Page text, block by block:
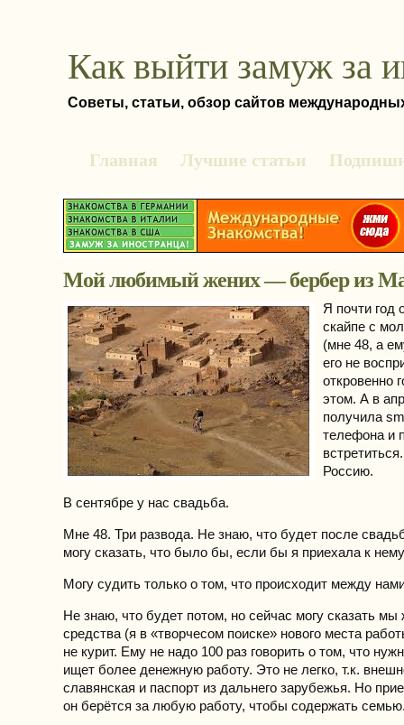
Как выйти замуж за
Советы, статьи, обзор сайтов
Главная Лучшие статьи
Мой любимый жених — бербер из
Я почти год
скайпе с
(мне 48, а
его не
откровенно
этом. А в
получила
телефона и
Россию.
В сентябре у нас свадьба.
Мне 48. Три развода. Не знаю, что будет после
могу сказать, что было бы, если бы я приехала к
Могу судить только о том, что происходит между
Не знаю, что будет потом, но сейчас могу сказать мы
средства (я в «творчесом поиске» нового места
не курит. Ему не надо 100 раз говорить о том, что
ищет более денежную работу. Это не легко, т.к.
славянская и паспорт из дальнего зарубежья. Но
он берётся за любую работу, чтобы содержать